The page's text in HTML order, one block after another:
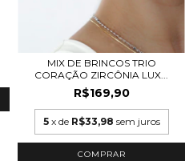
MIX DE BRINCOS TRIO
CORAÇÃO ZIRCÔNIA LUX...
R$169,90
5 x de R$33,98 sem juros
COMPRAR